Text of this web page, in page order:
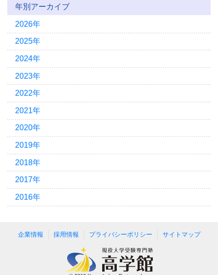
年別アーカイブ
2026年
2025年
2024年
2023年
2022年
2021年
2020年
2019年
2018年
2017年
2016年
企業情報 採用情報 プライバシーポリシー サイトマップ